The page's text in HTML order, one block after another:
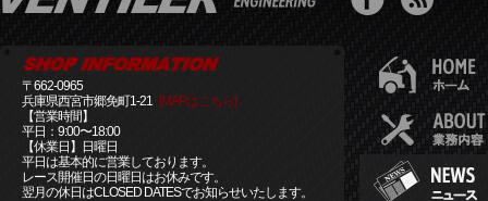
〒662-0965
兵庫県西宮市郷免町1-21 [MAPはこちら]
【営業時間】
平日：9:00〜18:00
【休業日】日曜日
平日は基本的に営業しております。
レース開催日の日曜日はお休みです。
翌月の休日はCLOSED DATESでお知らせいたします。